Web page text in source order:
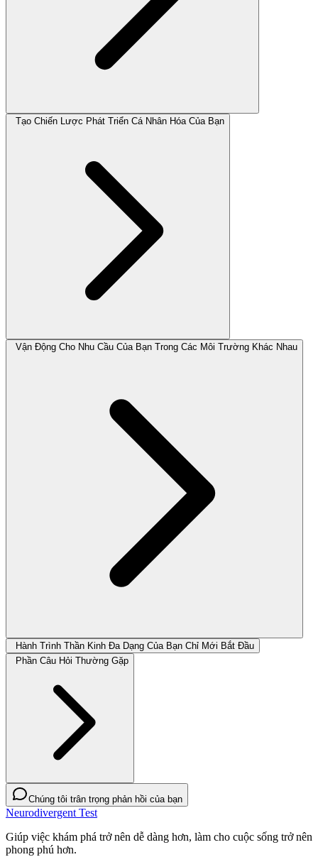
Tạo Chiến Lược Phát Triển Cá Nhân Hóa Của Bạn
Vận Động Cho Nhu Cầu Của Bạn Trong Các Môi Trường Khác Nhau
Hành Trình Thần Kinh Đa Dạng Của Bạn Chỉ Mới Bắt Đầu
Phần Câu Hỏi Thường Gặp
Chúng tôi trân trọng phản hồi của bạn
Neurodivergent Test
Giúp việc khám phá trở nên dễ dàng hơn, làm cho cuộc sống trở nên
phong phú hơn.